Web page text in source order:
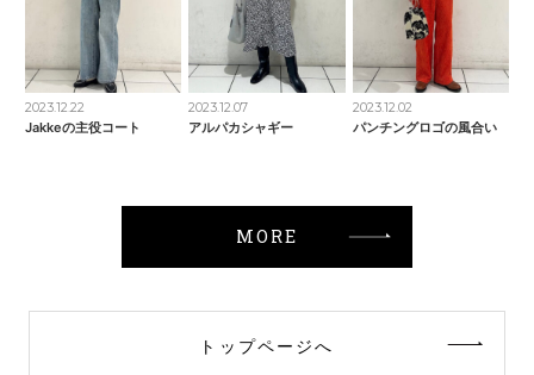
2023.12.22
Jakkeの主役コート
2023.12.07
アルパカシャギー
2023.12.02
パンチングロゴの風合い
MORE
トップページへ